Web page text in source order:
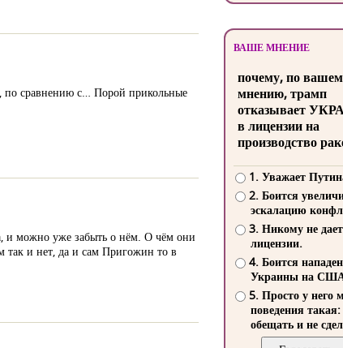
по сравнению с… Порой прикольные
и можно уже забыть о нём. О чём они
так и нет, да и сам Пригожин то в
ВАШЕ МНЕНИЕ
почему, по
мнению, трамп
отказывает
в лицензии на
производство
1. Уважает
2. Боится
эскалацию
3. Никому не
лицензии.
4. Боится
Украины на
5. Просто у него
поведения такая:
обещать и не